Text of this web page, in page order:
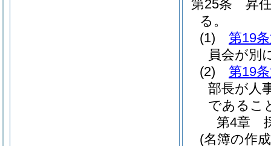
第25条
昇
る。
(1)
第19
員会が別
(2)
第19
部長が人
であるこ
第4章
(名簿の作